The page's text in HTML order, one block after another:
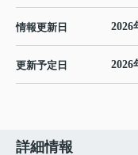
情報更新日 2026
更新予定日 2026
詳細情報